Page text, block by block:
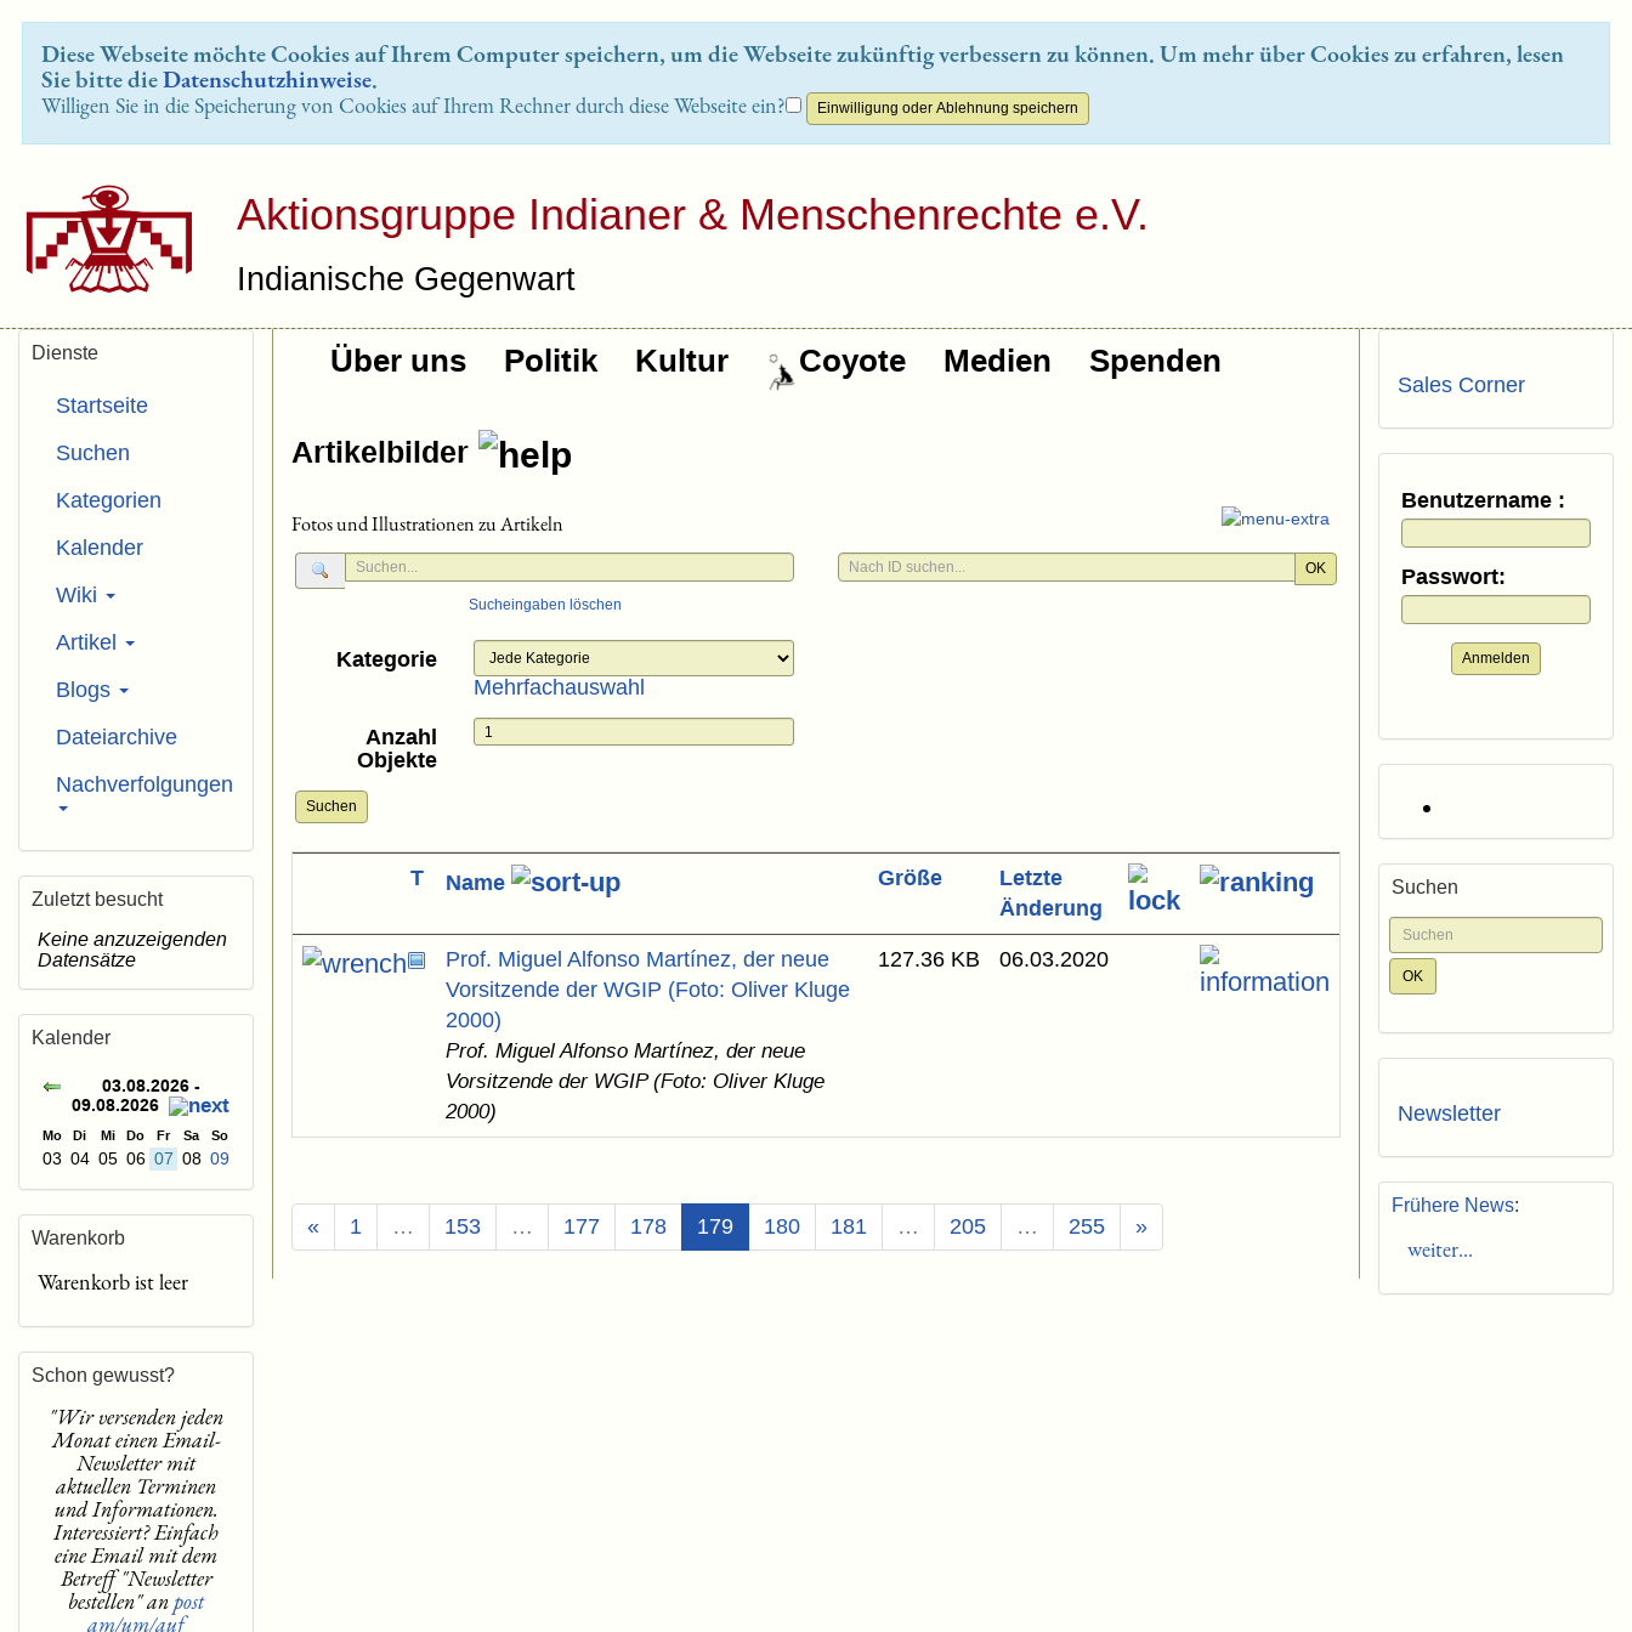
Diese Webseite möchte Cookies auf Ihrem Computer speichern, um die Webseite zukünftig verbessern zu können. Um mehr über Cookies zu erfahren, lesen
Sie bitte dieDatenschutzhinweise.
Willigen Sie in die Speicherung von Cookies auf Ihrem Rechner durch diese Webseite ein?
Aktionsgruppe Indianer & Menschenrechte e.V.
Indianische Gegenwart
Über uns Politik Kultur Coyote Medien Spenden
Artikelbilder
Fotos und Illustrationen zu Artikeln
Sucheingaben löschen
Kategorie
Mehrfachauswahl
Anzahl
Objekte
Suchen
OK
T Name Größe
Letzte
Änderung
Prof. Miguel Alfonso Martínez, der neue
Vorsitzende der WGIP (Foto: Oliver Kluge
2000)
Prof. Miguel Alfonso Martínez, der neue
Vorsitzende der WGIP (Foto: Oliver Kluge
2000)
127.36 KB 06.03.2020
« 1 … 153 … 177 178 179(Aktuell)
180 181 … 205 … 255 »
Dienste
Startseite
Suchen
Kategorien
Kalender
Wiki
Artikel
Blogs
Dateiarchive
Nachverfolgungen
Zuletzt besucht
Keine anzuzeigenden
Datensätze
Kalender
03.08.2026 -
09.08.2026
Mo Di Mi Do Fr Sa So
03 04 05 06 07 08 09
Warenkorb
Warenkorb ist leer
Schon gewusst?
"Wir versenden jeden
Monat einen Email-
Newsletter mit
aktuellen Terminen
und Informationen.
Interessiert? Einfach
eine Email mit dem
Betreff "Newsletter
bestellen" anpost
am/um/auf
Sales Corner
Benutzername :
Passwort:
Anmelden
Suchen
Newsletter
Frühere News:
weiter...